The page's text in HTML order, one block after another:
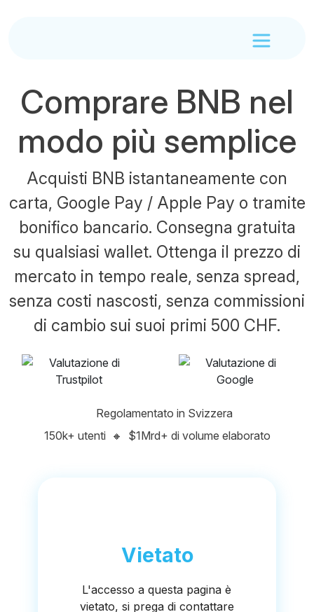
Comprare BNB nel
modo più semplice
Acquisti BNB istantaneamente con
carta, Google Pay / Apple Pay o tramite
bonifico bancario. Consegna gratuita
su qualsiasi wallet. Ottenga il prezzo di
mercato in tempo reale, senza spread,
senza costi nascosti, senza commissioni
di cambio sui suoi primi 500 CHF.
Regolamentato in Svizzera
150k+ utenti 🔸 $1Mrd+ di volume elaborato